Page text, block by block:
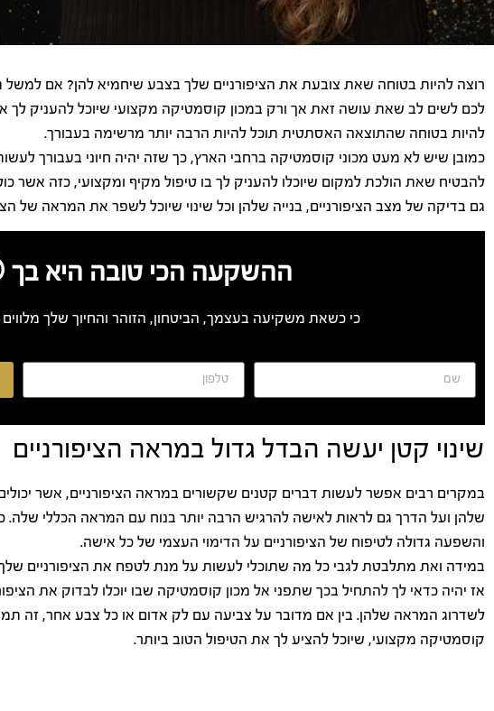
רוצה להיות בטוחה שאת צובעת את הציפורניים שלך בצבע שיחמיא להן? אם למשל
לכם לשים לב שאת עושה זאת אך ורק במכון קוסמטיקה מקצועי שיוכל להעניק לך
להיות בטוחה שהתוצאה האסתטית תוכל להיות הרבה יותר מרשימה בעבורך.
כמובן שיש לא מעט מכוני קוסמטיקה ברחבי הארץ, כך שזה יהיה חיוני בעבורך
להבטיח שאת הולכת למקום שיוכלו להעניק לך בו טיפול מקיף ומקצועי, כזה אשר
גם בדיקה של מצב הציפורניים, בנייה שלהן וכל שינוי שיוכל לשפר את המראה של
ההשקעה הכי טובה היא בך
כי כשאת משקיעה בעצמך, הביטחון, הזוהר והחיוך שלך
שינוי קטן יעשה הבדל גדול במראה הציפורניים
במקרים רבים אפשר לעשות דברים קטנים שקשורים במראה הציפורניים, אשר
שלהן ועל הדרך גם לראות לאישה להרגיש הרבה יותר בנוח עם המראה הכללי
והשפעה גדולה לטיפוח של הציפורניים על הדימוי העצמי של כל אישה.
במידה ואת מתלבטת לגבי כל מה שתוכלי לעשות על מנת לטפח את הציפורניים
אז יהיה כדאי לך להתחיל בכך שתפני אל מכון קוסמטיקה שבו יוכלו לבדוק את
לשדרוג המראה שלהן. בין אם מדובר על צביעה עם לק אדום או כל צבע אחר, זה
קוסמטיקה מקצועי, שיוכל להציע לך את הטיפול הטוב ביותר.